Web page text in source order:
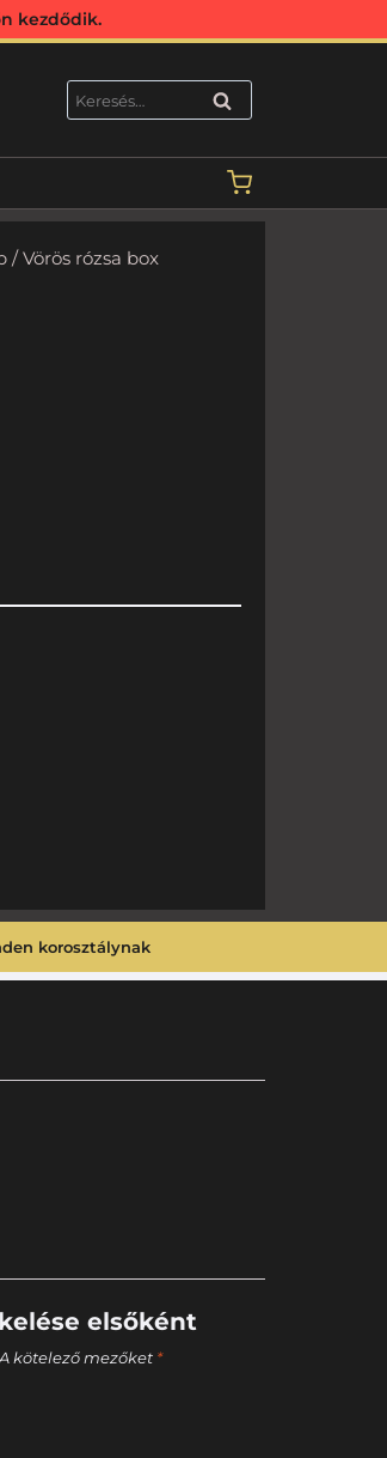
kezdődik.
KERESÉS
/ Vörös rózsa box
korosztálynak
elsőként
A kötelező mezőket *